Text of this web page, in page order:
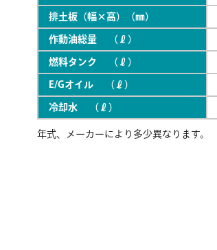
排土板（幅×高）（㎜）
作動油総量 （ℓ）
燃料タンク （ℓ）
E/Gオイル （ℓ）
冷却水 （ℓ）
年式、メーカーにより多少異なります。